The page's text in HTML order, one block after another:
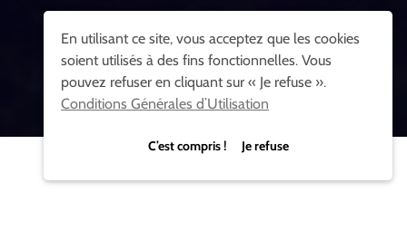
En utilisant ce site, vous acceptez que les cookies
soient utilisés à des fins fonctionnelles. Vous
pouvez refuser en cliquant sur « Je refuse ».
Conditions Générales d’Utilisation
C’est compris ! Je refuse